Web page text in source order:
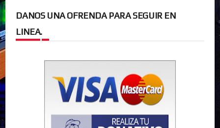
DANOS UNA OFRENDA PARA SEGUIR EN
LINEA.